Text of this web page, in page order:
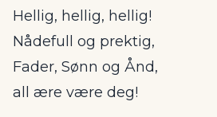
Hellig, hellig, hellig!
Nådefull og prektig,
Fader, Sønn og Ånd,
all ære være deg!